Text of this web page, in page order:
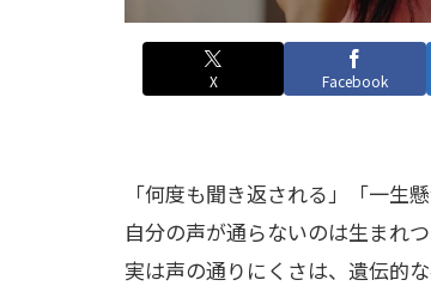
X Facebook
「何度も聞き返される」「一生
自分の声が通らないのは生まれ
実は声の通りにくさは、遺伝的